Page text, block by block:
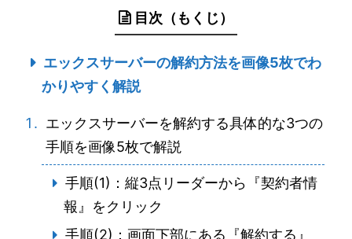
目次（もくじ）
エックスサーバーの解約方法を画像5枚でわ
かりやすく解説
エックスサーバーを解約する具体的な3つの
手順を画像5枚で解説
手順(1)：縦3点リーダーから『契約者情
報』をクリック
手順(2)：画面下部にある『解約する』